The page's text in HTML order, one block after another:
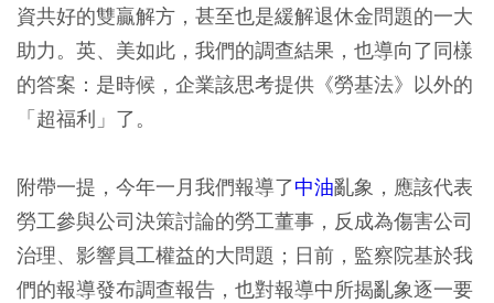
資共好的雙贏解方，甚至也是緩解退休金問題的一大
助力。英、美如此，我們的調查結果，也導向了同樣
的答案：是時候，企業該思考提供《勞基法》以外的
「超福利」了。
附帶一提，今年一月我們報導了中油亂象，應該代表
勞工參與公司決策討論的勞工董事，反成為傷害公司
治理、影響員工權益的大問題；日前，監察院基於我
們的報導發布調查報告，也對報導中所揭亂象逐一要